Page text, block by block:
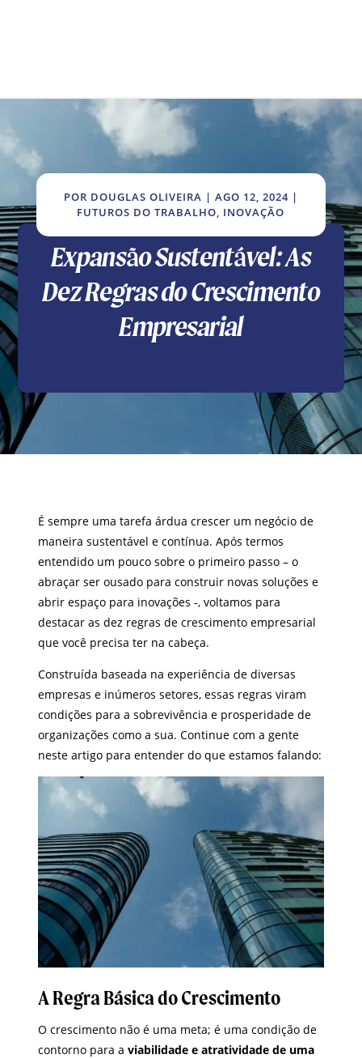
POR DOUGLAS OLIVEIRA | AGO 12, 2024|
FUTUROS DO TRABALHO, INOVAÇÃO
Expansão Sustentável: As
Dez Regras do Crescimento
Empresarial
É sempre uma tarefa árdua crescer um negócio de
maneira sustentável e contínua. Após termos
entendido um pouco sobre o primeiro passo – o
abraçar ser ousado para construir novas soluções e
abrir espaço para inovações -, voltamos para
destacar as dez regras de crescimento empresarial
que você precisa ter na cabeça.
Construída baseada na experiência de diversas
empresas e inúmeros setores, essas regras viram
condições para a sobrevivência e prosperidade de
organizações como a sua. Continue com a gente
neste artigo para entender do que estamos falando:
A Regra Básica do Crescimento
O crescimento não é uma meta; é uma condição de
contorno para aviabilidade e atratividade de uma